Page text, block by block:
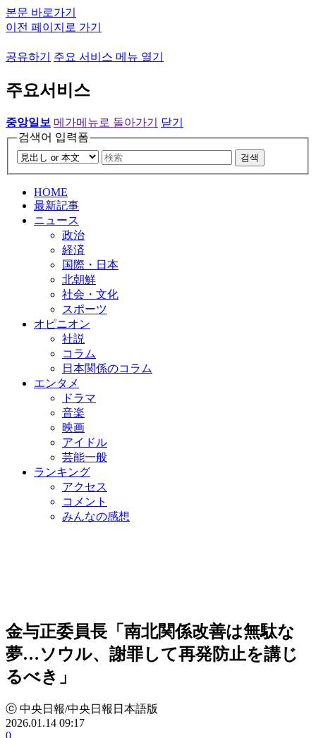
본문 바로가기
이전 페이지로 가기
공유하기 주요 서비스 메뉴 열기
주요서비스
중앙일보 메가메뉴로 돌아가기
닫기
검색어 입력폼
검색
HOME
最新記事
ニュース
政治
経済
国際・日本
北朝鮮
社会・文化
スポーツ
オピニオン
社説
コラム
日本関係のコラム
エンタメ
ドラマ
音楽
映画
アイドル
芸能一般
ランキング
アクセス
コメント
みんなの感想
金与正委員長「南北関係改善は無駄な
夢…ソウル、謝罪して再発防止を講じ
るべき」
ⓒ 中央日報/中央日報日本語版
2026.01.14 09:17
0